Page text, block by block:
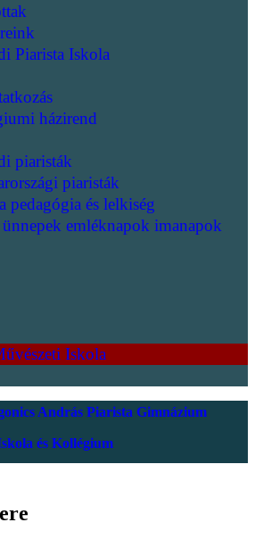
Piarista Iskola
házirend
piaristák
piaristák
pedagógia és lelkiség
emléknapok imanapok
Iskola
András Piarista Gimnázium
és Kollégium